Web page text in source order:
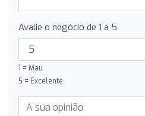
Avalie o negócio de 1 a 5
1 = Mau
5 = Excelente